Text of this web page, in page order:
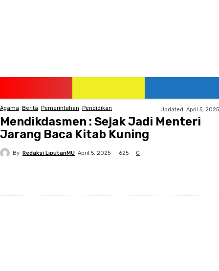
Agama Berita Pemerintahan Pendidikan Updated: April 5, 2025
Mendikdasmen : Sejak Jadi Menteri
Jarang Baca Kitab Kuning
By Redaksi LiputanMU April 5, 2025 625 0